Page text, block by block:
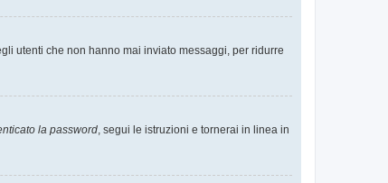
utenti che non hanno mai inviato messaggi, per ridurre
la password, segui le istruzioni e tornerai in linea in